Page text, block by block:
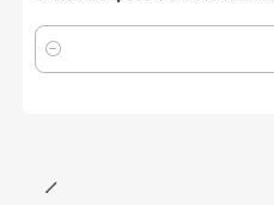
Cantidad